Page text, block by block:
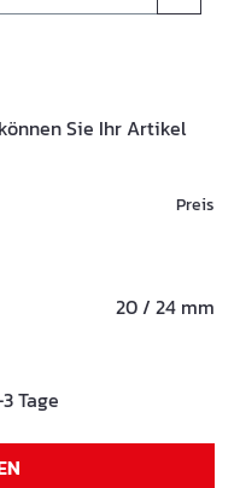
Sie Ihr Artikel
Preis
20 / 24 mm
Tage